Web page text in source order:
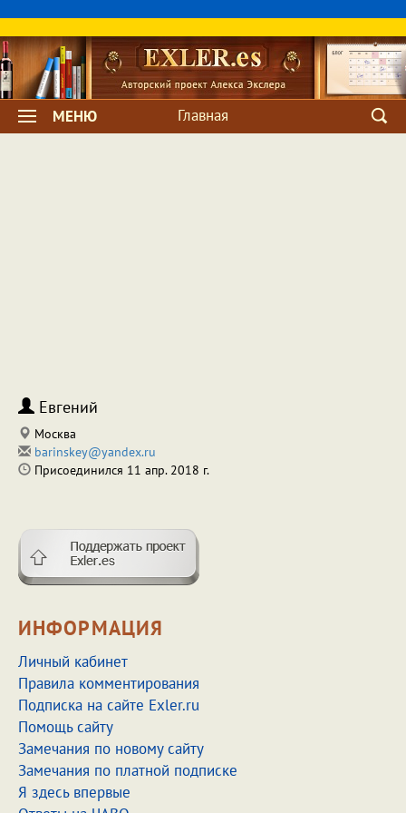
МЕНЮ Главная
Евгений
Москва
barinskey@yandex.ru
Присоединился 11 апр. 2018 г.
ИНФОРМАЦИЯ
Личный кабинет
Правила комментирования
Подписка на сайте Exler.ru
Помощь сайту
Замечания по новому сайту
Замечания по платной подписке
Я здесь впервые